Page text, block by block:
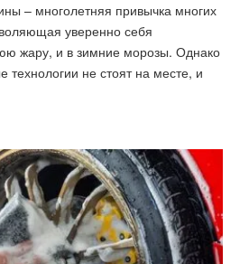
– многолетняя привычка многих
уверенно себя
жару, и в зимние морозы. Однако
не стоят на месте, и